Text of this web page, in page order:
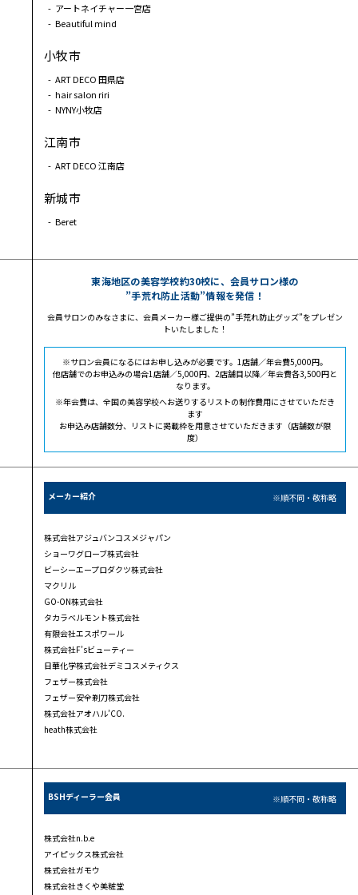
アートネイチャー一宮店
Beautiful mind
小牧市
ART DECO 田県店
hair salon riri
NYNY小牧店
江南市
ART DECO 江南店
新城市
Beret
東海地区の美容学校約30校に、会員サロン様の
”手荒れ防止活動”情報を発信！
会員サロンのみなさまに、会員メーカー様ご提供の”手荒れ防止グッズ”をプレゼン
トいたしました！
※サロン会員になるにはお申し込みが必要です。1店舗／年会費5,000円。
他店舗でのお申込みの場合1店舗／5,000円、2店舗目以降／年会費各3,500円と
なります。
※年会費は、全国の美容学校へお送りするリストの制作費用にさせていただき
ます
お申込み店舗数分、リストに掲載枠を用意させていただきます（店舗数が限
度）
メーカー紹介 ※順不同・敬称略
株式会社アジュバンコスメジャパン
ショーワグローブ株式会社
ビーシーエープロダクツ株式会社
マクリル
GO-ON株式会社
タカラベルモント株式会社
有限会社エスポワール
株式会社F’sビューティー
日華化学株式会社デミコスメティクス
フェザー株式会社
フェザー安全剃刀株式会社
株式会社アオハル’CO.
heath株式会社
BSHディーラー会員 ※順不同・敬称略
株式会社n.b.e
アイピックス株式会社
株式会社ガモウ
株式会社きくや美粧堂